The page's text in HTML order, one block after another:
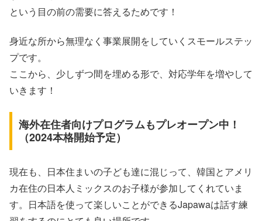
という目の前の需要に答えるためです！
身近な所から無理なく事業展開をしていくスモールステッ
プです。
ここから、少しずつ間を埋める形で、対応学年を増やして
いきます！
海外在住者向けプログラムもプレオープン中！
（2024本格開始予定）
現在も、日本住まいの子ども達に混じって、韓国とアメリ
カ在住の日本人ミックスのお子様が参加してくれていま
す。日本語を使って楽しいことができるJapawaは話す練